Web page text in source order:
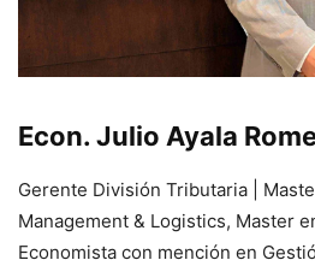
Econ. Julio Ayala
Gerente División Tributaria |
Management & Logistics, Master
Economista con mención en